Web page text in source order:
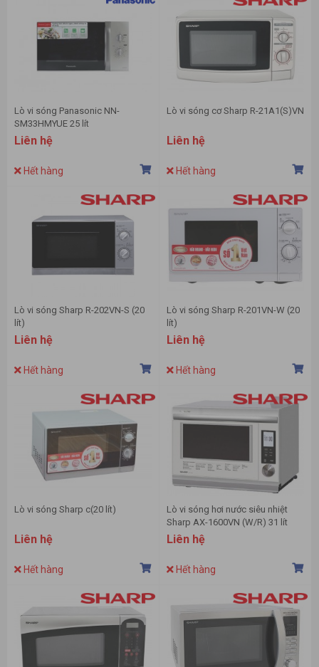
Lò vi sóng Panasonic NN-
SM33HMYUE 25 lít
Liên hệ
Hết hàng
Lò vi sóng cơ Sharp R-21A1(S)VN
Liên hệ
Hết hàng
Lò vi sóng Sharp R-202VN-S (20
lít)
Liên hệ
Hết hàng
Lò vi sóng Sharp R-201VN-W (20
lít)
Liên hệ
Hết hàng
Lò vi sóng Sharp c(20 lít)
Liên hệ
Hết hàng
Lò vi sóng hơi nước siêu nhiệt
Sharp AX-1600VN (W/R) 31 lít
Liên hệ
Hết hàng